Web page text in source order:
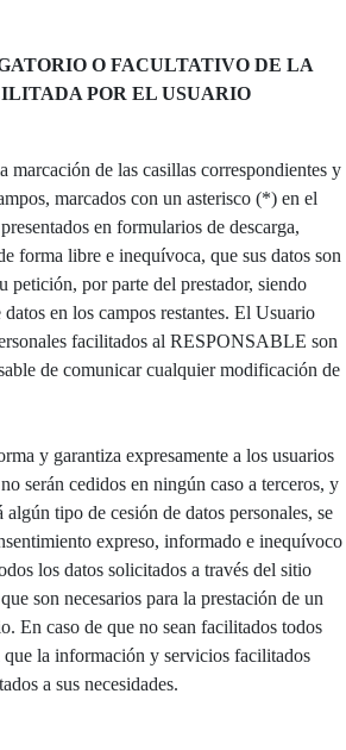
O FACULTATIVO DE LA
POR EL USUARIO
marcación de las casillas correspondientes y
marcados con un asterisco (*) en el
en formularios de descarga,
forma libre e inequívoca, que sus datos son
petición, por parte del prestador, siendo
en los campos restantes. El Usuario
facilitados al RESPONSABLE son
de comunicar cualquier modificación de
y garantiza expresamente a los usuarios
serán cedidos en ningún caso a terceros, y
algún tipo de cesión de datos personales, se
expreso, informado e inequívoco
los datos solicitados a través del sitio
son necesarios para la prestación de un
En caso de que no sean facilitados todos
que la información y servicios facilitados
a sus necesidades.